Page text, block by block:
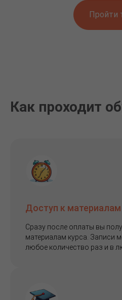
Пройти
Как проходит
Доступ к материалам
Сразу после оплаты вы
материалам курса. Записи
любое количество раз и в